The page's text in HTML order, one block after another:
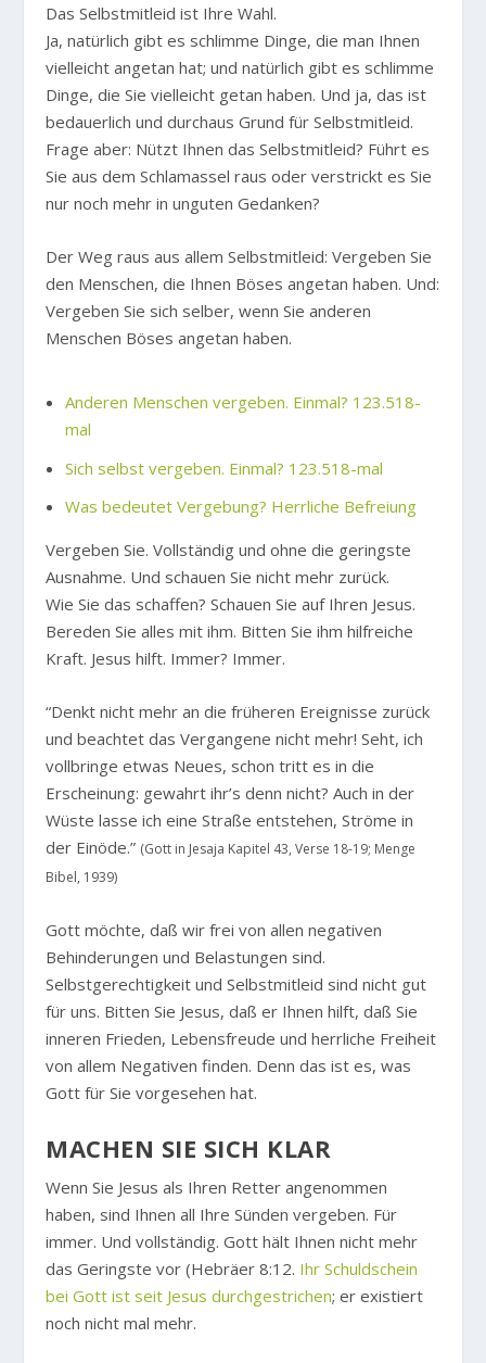
Das Selbstmitleid ist Ihre Wahl.
Ja, natürlich gibt es schlimme Dinge, die man Ihnen
vielleicht angetan hat; und natürlich gibt es schlimme
Dinge, die Sie vielleicht getan haben. Und ja, das ist
bedauerlich und durchaus Grund für Selbstmitleid.
Frage aber: Nützt Ihnen das Selbstmitleid? Führt es
Sie aus dem Schlamassel raus oder verstrickt es Sie
nur noch mehr in unguten Gedanken?
Der Weg raus aus allem Selbstmitleid: Vergeben Sie
den Menschen, die Ihnen Böses angetan haben. Und:
Vergeben Sie sich selber, wenn Sie anderen
Menschen Böses angetan haben.
Anderen Menschen vergeben. Einmal? 123.518-
mal
Sich selbst vergeben. Einmal? 123.518-mal
Was bedeutet Vergebung? Herrliche Befreiung
Vergeben Sie. Vollständig und ohne die geringste
Ausnahme. Und schauen Sie nicht mehr zurück.
Wie Sie das schaffen? Schauen Sie auf Ihren Jesus.
Bereden Sie alles mit ihm. Bitten Sie ihm hilfreiche
Kraft. Jesus hilft. Immer? Immer.
“Denkt nicht mehr an die früheren Ereignisse zurück
und beachtet das Vergangene nicht mehr! Seht, ich
vollbringe etwas Neues, schon tritt es in die
Erscheinung: gewahrt ihr’s denn nicht? Auch in der
Wüste lasse ich eine Straße entstehen, Ströme in
der Einöde.” (Gott in Jesaja Kapitel 43, Verse 18-19; Menge
Bibel, 1939)
Gott möchte, daß wir frei von allen negativen
Behinderungen und Belastungen sind.
Selbstgerechtigkeit und Selbstmitleid sind nicht gut
für uns. Bitten Sie Jesus, daß er Ihnen hilft, daß Sie
inneren Frieden, Lebensfreude und herrliche Freiheit
von allem Negativen finden. Denn das ist es, was
Gott für Sie vorgesehen hat.
MACHEN SIE SICH KLAR
Wenn Sie Jesus als Ihren Retter angenommen
haben, sind Ihnen all Ihre Sünden vergeben. Für
immer. Und vollständig. Gott hält Ihnen nicht mehr
das Geringste vor (Hebräer 8:12. Ihr Schuldschein
bei Gott ist seit Jesus durchgestrichen; er existiert
noch nicht mal mehr.